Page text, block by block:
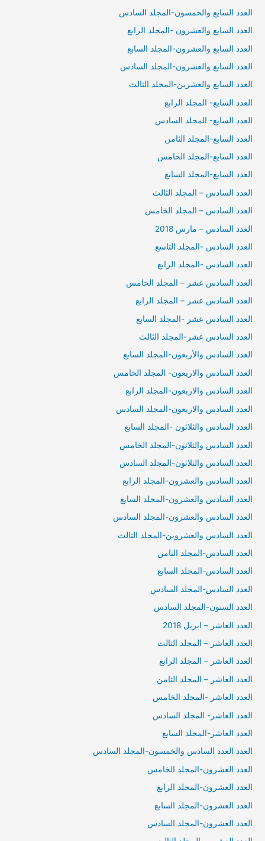
العدد السابع والخمسون-المجلد السادس
العدد السابع والعشرون -المجلد الرابع
العدد السابع والعشرون-المجلد السابع
العدد السابع والعشرون-المجلد السادس
العدد السابع والعشرين-المجلد الثالث
العدد السابع- المجلد الرابع
العدد السابع- المجلد السادس
العدد السابع-المجلد الثامن
العدد السابع-المجلد الخامس
العدد السابع-المجلد السابع
العدد السادس – المجلد الثالث
العدد السادس – المجلد الخامس
العدد السادس – مارس 2018
العدد السادس -المجلد التاسع
العدد السادس -المجلد الرابع
العدد السادس عشر – المجلد الخامس
العدد السادس عشر – المجلد الرابع
العدد السادس عشر -المجلد السابع
العدد السادس عشر-المجلد الثالث
العدد السادس والأربعون-المجلد السابع
العدد السادس والاربعون- المجلد الخامس
العدد السادس والاربعون-المجلد الرابع
العدد السادس والاربعون-المجلد السادس
العدد السادس والثلاثون -المجلد السابع
العدد السادس والثلاثون-المجلد الخامس
العدد السادس والثلاثون-المجلد السادس
العدد السادس والعشرون-المجلد الرابع
العدد السادس والعشرون-المجلد السابع
العدد السادس والعشرون-المجلد السادس
العدد السادس والعشروين-المجلد الثالث
العدد السادس-المجلد الثامن
العدد السادس-المجلد السابع
العدد السادس-المجلد السادس
العدد الستون-المجلد السادس
العدد العاشر – ابريل 2018
العدد العاشر – المجلد الثالث
العدد العاشر – المجلد الرابع
العدد العاشر – المحلد الثامن
العدد العاشر -المجلد الخامس
العدد العاشر- المجلد السادس
العدد العاشر-المجلد السابع
العدد العدد السادس والخمسون-المجلد السادس
العدد العشرون-المجلد الخامس
العدد العشرون-المجلد الرابع
العدد العشرون-المجلد السابع
العدد العشرون-المجلد السادس